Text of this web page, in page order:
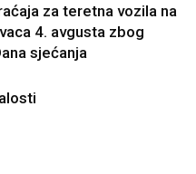
za teretna vozila na
4. avgusta zbog
sjećanja